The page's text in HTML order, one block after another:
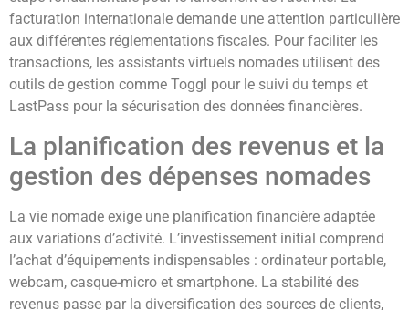
facturation internationale demande une attention particulière
aux différentes réglementations fiscales. Pour faciliter les
transactions, les assistants virtuels nomades utilisent des
outils de gestion comme Toggl pour le suivi du temps et
LastPass pour la sécurisation des données financières.
La planification des revenus et la
gestion des dépenses nomades
La vie nomade exige une planification financière adaptée
aux variations d’activité. L’investissement initial comprend
l’achat d’équipements indispensables : ordinateur portable,
webcam, casque-micro et smartphone. La stabilité des
revenus passe par la diversification des sources de clients,